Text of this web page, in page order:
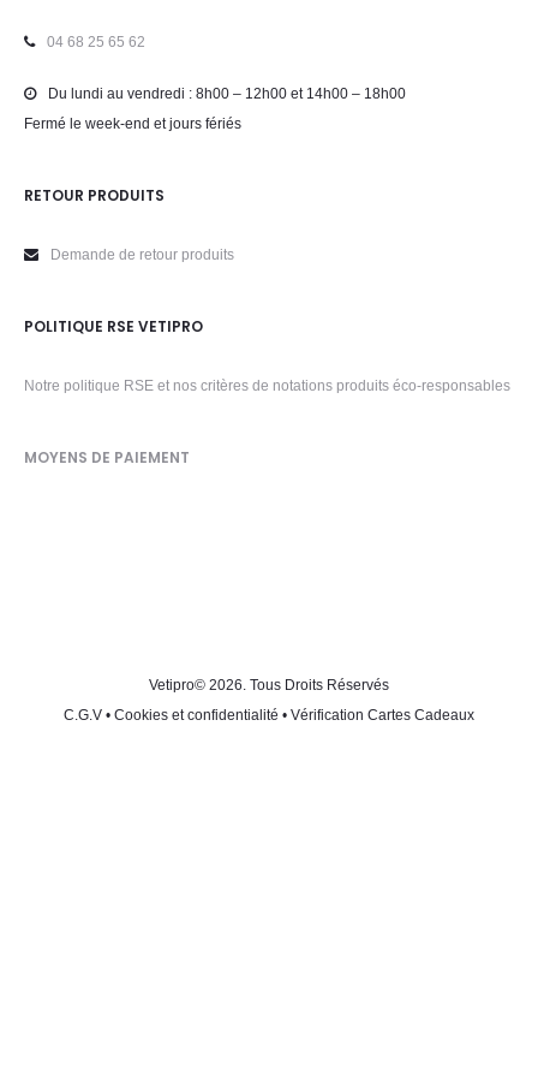
04 68 25 65 62
Du lundi au vendredi : 8h00 – 12h00 et 14h00 – 18h00
Fermé le week-end et jours fériés
RETOUR PRODUITS
Demande de retour produits
POLITIQUE RSE VETIPRO
Notre politique RSE et nos critères de notations produits éco-responsables
MOYENS DE PAIEMENT
Vetipro© 2026. Tous Droits Réservés
C.G.V • Cookies et confidentialité • Vérification Cartes Cadeaux